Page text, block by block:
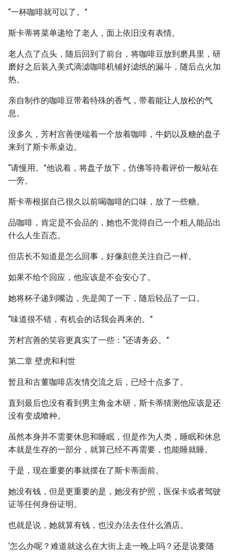
“一杯咖啡就可以了。”
斯卡蒂将菜单递给了老人，面上依旧没有表情。
老人点了点头，随后回到了前台，将咖啡豆放到磨具里，研
磨好之后装入美式滴滤咖啡机铺好滤纸的漏斗，随后点火加
热。
亲自制作的咖啡豆带着特殊的香气，带着能让人放松的气
息。
没多久，芳村宫善便端着一个放着咖啡，牛奶以及糖的盘子
来到了斯卡蒂桌边。
“请慢用。”他说着，将盘子放下，仿佛等待着评价一般站在
一旁。
斯卡蒂根据自己很久以前喝咖啡的口味，放了一些糖。
品咖啡，肯定是不会品的，她也不觉得自己一个粗人能品出
什么人生百态。
但店长不知道是怎么回事，好像刻意关注自己一样。
如果不给个回应，他应该是不会安心了。
她将杯子递到嘴边，先是闻了一下，随后轻品了一口。
“味道很不错，有机会的话我会再来的。”
芳村宫善的笑容更真实了一些：“还请务必。”
第二章 壁虎和利世
暂且和古董咖啡店友情交流之后，已经十点多了。
直到最后也没有看到男主角金木研，斯卡蒂猜测他应该是还
没有变成喰种。
虽然本身并不需要休息和睡眠，但是作为人类，睡眠和休息
本就是生存的一部分，就算已经不再需要，也能睡就睡。
于是，现在重要的事就摆在了斯卡蒂面前。
她没有钱，但是更重要的是，她没有护照，医保卡或者驾驶
证等任何身份证明。
也就是说，她就算有钱，也没办法去住什么酒店。
‘怎么办呢？难道就这么在大街上走一晚上吗？还是说要随